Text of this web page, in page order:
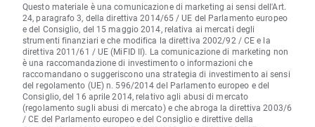
Questo materiale è una comunicazione di marketing ai sensi dell'Art.
24, paragrafo 3, della direttiva 2014/65 / UE del Parlamento europeo
e del Consiglio, del 15 maggio 2014, relativa ai mercati degli
strumenti finanziari e che modifica la direttiva 2002/92 / CE e la
direttiva 2011/61 / UE (MiFID II). La comunicazione di marketing non
è una raccomandazione di investimento o informazioni che
raccomandano o suggeriscono una strategia di investimento ai sensi
del regolamento (UE) n. 596/2014 del Parlamento europeo e del
Consiglio, del 16 aprile 2014, relativo agli abusi di mercato
(regolamento sugli abusi di mercato) e che abroga la direttiva 2003/6
/ CE del Parlamento europeo e del Consiglio e direttive della